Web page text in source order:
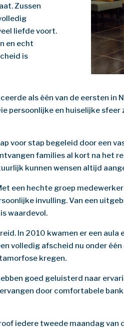
Zussen
liefde voort.
en echt
is
als één van de eersten
persoonlijke en huiselijke
voor stap begeleid door een
families al kort na het
kunnen wensen altijd
een hechte groep
invulling. Van een
waardevol.
In 2010 kwamen er een
volledig afscheid nu onder
kregen.
goed geluisterd naar
door comfortabele
iedere tweede maandag